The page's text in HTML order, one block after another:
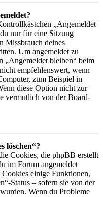
„Angemeldet
nur für eine Sitzung
Missbrauch deines
Um angemeldet zu
„Angemeldet bleiben“ beim
empfehlenswert, wenn
zum Beispiel in
diese Option nicht zur
vermutlich von der Board-
löschen“?
Cookies, die phpBB erstellt
im Forum angemeldet
einige Funktionen,
Status – sofern sie von der
Wenn du Probleme